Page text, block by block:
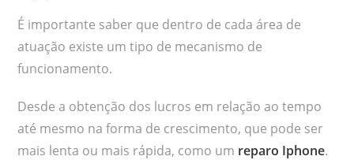
É importante saber que dentro de cada área de
atuação existe um tipo de mecanismo de
funcionamento.
Desde a obtenção dos lucros em relação ao tempo
até mesmo na forma de crescimento, que pode ser
mais lenta ou mais rápida, como um reparo Iphone.